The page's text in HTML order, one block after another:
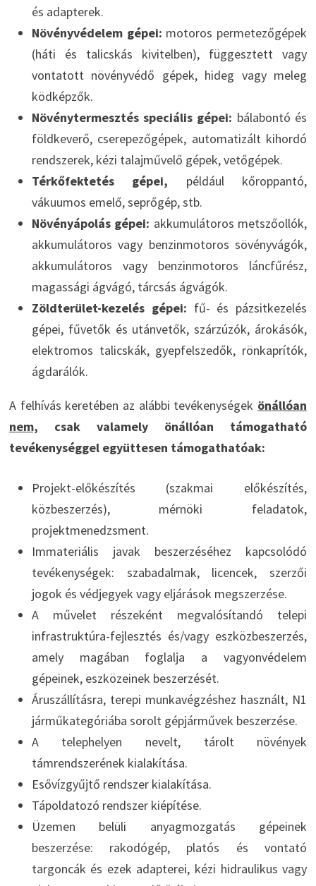
és adapterek.
Növényvédelem gépei: motoros permetezőgépek
(háti és talicskás kivitelben), függesztett vagy
vontatott növényvédő gépek, hideg vagy meleg
ködképzők.
Növénytermesztés speciális gépei: bálabontó és
földkeverő, cserepezőgépek, automatizált kihordó
rendszerek, kézi talajművelő gépek, vetőgépek.
Térkőfektetés gépei, például kőroppantó,
vákuumos emelő, seprőgép, stb.
Növényápolás gépei: akkumulátoros metszőollók,
akkumulátoros vagy benzinmotoros sövényvágók,
akkumulátoros vagy benzinmotoros láncfűrész,
magassági ágvágó, tárcsás ágvágók.
Zöldterület-kezelés gépei: fű- és pázsitkezelés
gépei, fűvetők és utánvetők, szárzúzók, árokásók,
elektromos talicskák, gyepfelszedők, rönkaprítók,
ágdarálók.
A felhívás keretében az alábbi tevékenységek önállóan
nem, csak valamely önállóan támogatható
tevékenységgel együttesen támogathatóak:
Projekt-előkészítés (szakmai előkészítés,
közbeszerzés), mérnöki feladatok,
projektmenedzsment.
Immateriális javak beszerzéséhez kapcsolódó
tevékenységek: szabadalmak, licencek, szerzői
jogok és védjegyek vagy eljárások megszerzése.
A művelet részeként megvalósítandó telepi
infrastruktúra-fejlesztés és/vagy eszközbeszerzés,
amely magában foglalja a vagyonvédelem
gépeinek, eszközeinek beszerzését.
Áruszállításra, terepi munkavégzéshez használt, N1
járműkategóriába sorolt gépjárművek beszerzése.
A telephelyen nevelt, tárolt növények
támrendszerének kialakítása.
Esővízgyűjtő rendszer kialakítása.
Tápoldatozó rendszer kiépítése.
Üzemen belüli anyagmozgatás gépeinek
beszerzése: rakodógép, platós és vontató
targoncák és ezek adapterei, kézi hidraulikus vagy